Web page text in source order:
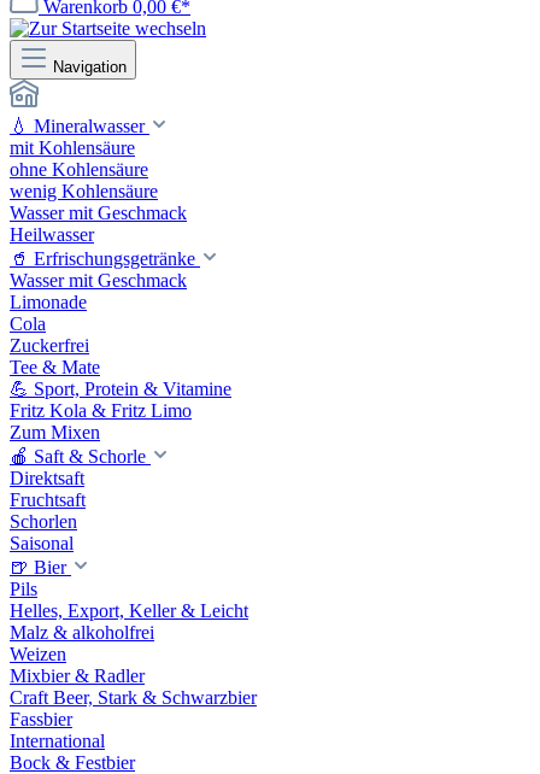
Warenkorb 0,00 €*
Navigation
💧 Mineralwasser
mit Kohlensäure
ohne Kohlensäure
wenig Kohlensäure
Wasser mit Geschmack
Heilwasser
🥤 Erfrischungsgetränke
Wasser mit Geschmack
Limonade
Cola
Zuckerfrei
Tee & Mate
💪 Sport, Protein & Vitamine
Fritz Kola & Fritz Limo
Zum Mixen
🍎 Saft & Schorle
Direktsaft
Fruchtsaft
Schorlen
Saisonal
🍺 Bier
Pils
Helles, Export, Keller & Leicht
Malz & alkoholfrei
Weizen
Mixbier & Radler
Craft Beer, Stark & Schwarzbier
Fassbier
International
Bock & Festbier